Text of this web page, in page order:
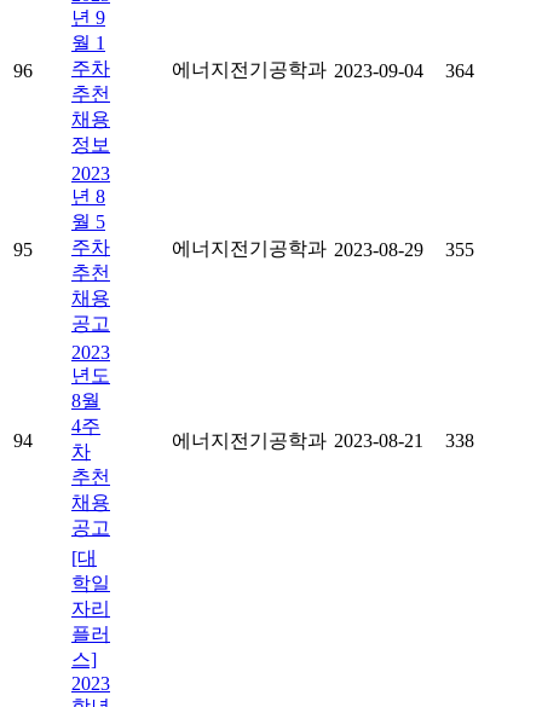
96
년 9
월 1
주차
추천
채용
정보
에너지전기공학과 2023-09-04 364
95
2023
년 8
월 5
주차
추천
채용
공고
에너지전기공학과 2023-08-29 355
94
2023
년도
8월
4주
차
추천
채용
공고
에너지전기공학과 2023-08-21 338
[대
학일
자리
플러
스]
2023